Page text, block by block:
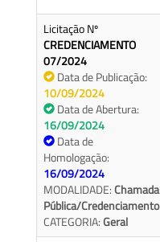
Licitação Nº
CREDENCIAMENTO
07/2024
Data de Publicação:
10/09/2024
Data de Abertura:
16/09/2024
Data de
Homologação:
16/09/2024
MODALIDADE:Chamada
Pública/Credenciamento
CATEGORIA:Geral